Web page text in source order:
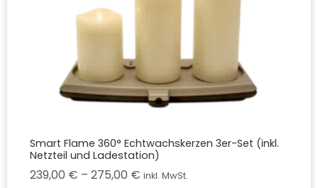
Smart Flame 360° Echtwachskerzen 3er-Set (inkl.
Netzteil und Ladestation)
239,00 € – 275,00 € inkl. MwSt.